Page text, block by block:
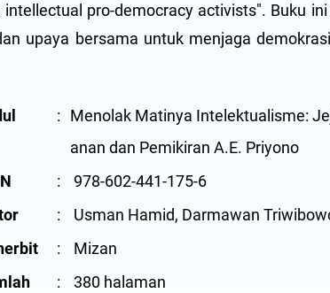
pro-democracy activists". Buku
upaya bersama untuk menjaga
:
Menolak Matinya Intelektualisme:
anan dan Pemikiran A.E. Priyono
:
978-602-441-175-6
:
Usman Hamid, Darmawan
:
Mizan
: 380 halaman